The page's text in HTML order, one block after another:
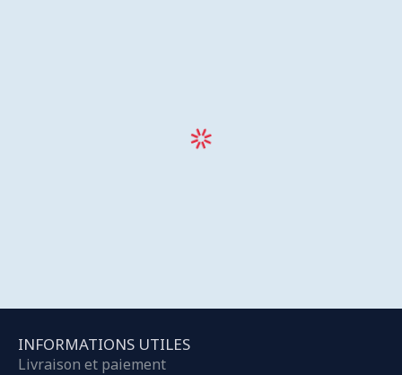
INFORMATIONS UTILES
Livraison et paiement